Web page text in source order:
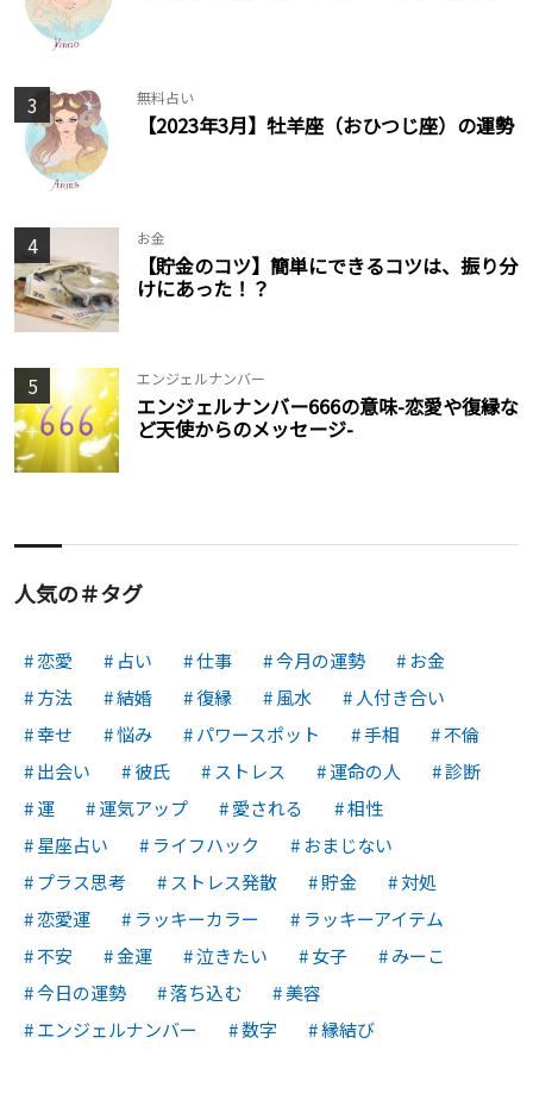
3 無料占い
【2023年3月】牡羊座（おひつじ座）の運勢
4 お金
【貯金のコツ】簡単にできるコツは、振り分
けにあった！？
5 エンジェルナンバー
エンジェルナンバー666の意味-恋愛や復縁な
ど天使からのメッセージ-
人気の＃タグ
恋愛 占い 仕事 今月の運勢
お金
方法
結婚 復縁 風水
人付き合い
幸せ
悩み パワースポット 手相
不倫
出会い
彼氏 ストレス 運命の人
診断
運
運気アップ 愛される
相性
星座占い
ライフハック
おまじない
プラス思考
ストレス発散 貯金
対処
恋愛運
ラッキーカラー
ラッキーアイテム
不安
金運 泣きたい 女子
みーこ
今日の運勢
落ち込む
美容
エンジェルナンバー
数字 縁結び